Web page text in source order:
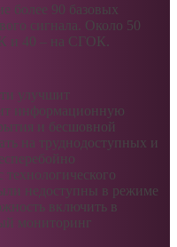
более 90 базовых
сигнала. Около 50
и 40 – на СГОК.
улучшит
информационную
и бесшовной
на труднодоступных и
недоступны в режиме
включить в
мониторинг